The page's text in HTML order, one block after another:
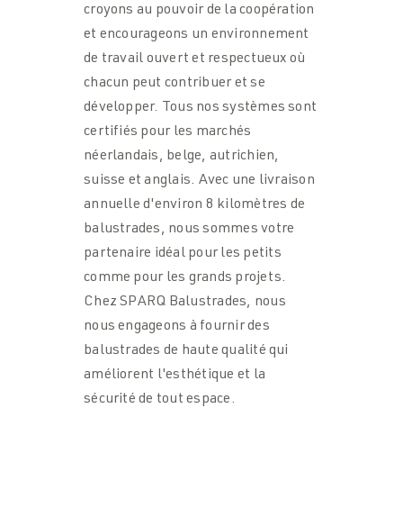
croyons au pouvoir de la coopération
et encourageons un environnement
de travail ouvert et respectueux où
chacun peut contribuer et se
développer. Tous nos systèmes sont
certifiés pour les marchés
néerlandais, belge, autrichien,
suisse et anglais. Avec une livraison
annuelle d'environ 8 kilomètres de
balustrades, nous sommes votre
partenaire idéal pour les petits
comme pour les grands projets.
Chez SPARQ Balustrades, nous
nous engageons à fournir des
balustrades de haute qualité qui
améliorent l'esthétique et la
sécurité de tout espace.